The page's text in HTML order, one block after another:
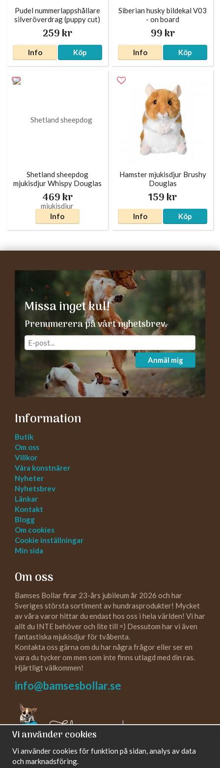
Pudel nummerlappshållare
silveröverdrag (puppy cut)
259 kr
Info Köp
Siberian husky bildekal V03
- on board
99 kr
Info Köp
Shetland sheepdog
mjukisdjur Whispy Douglas
469 kr
Info
Hamster mjukisdjur Brushy
Douglas
159 kr
Info Köp
Missa inget kul!
Prenumerera på vårt nyhetsbrev.
Anmäl mig
Information
Butik
Om oss
Villkor
Våra konstnärer
Nyheter
Nyhetsbrev
Länkar
Kontakt
Blogg
Om cookies
Cookie inställningar
Min sida
Om oss
Bamses Bollar firar 23-års jubileum år 2026 och har
Sveriges största sortiment av hundrasprodukter! Mycket
av våra varor hittar du endast hos oss i hela världen! Vi har
allt du INTE behöver och lite till =) Dessutom har vi även
fantastiska mjukisdjur för tvåbenta.
Kontakta oss gärna om du har några frågor eller ser en
vara du tycker om men som inte finns utlagd med din ras.
Hjärtligt välkommen!
info@bamsesbollar.se
Följ oss gärna!
Vi använder cookies
Vi använder cookies för funktion på sidan, analys av data
och marknadsföring.